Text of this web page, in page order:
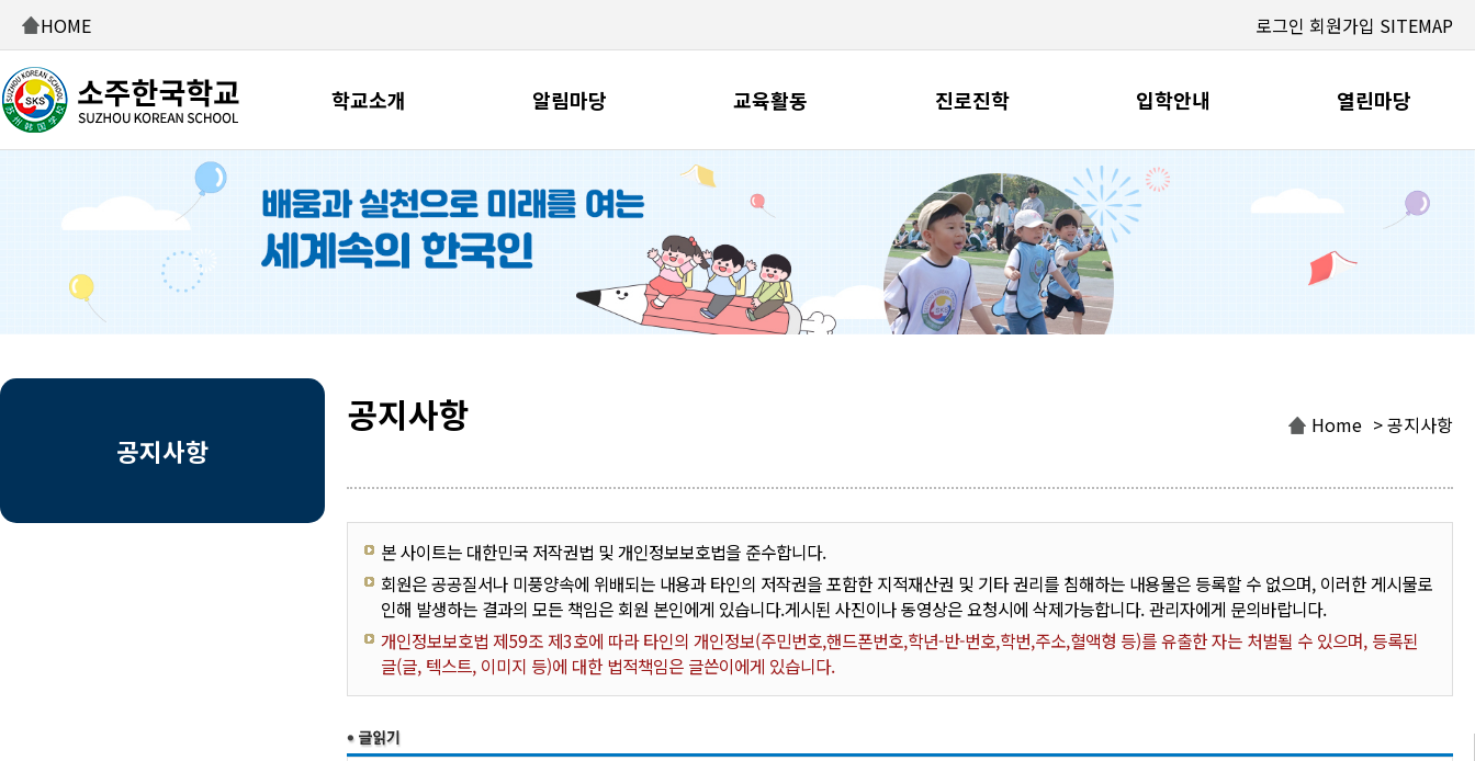
HOME 로그인 회원가입 SITEMAP
학교소개 알림마당 교육활동 진로진학 입학안내 열린마당
공지사항
공지사항 Home > 공지사항
본 사이트는 대한민국 저작권법 및 개인정보보호법을 준수합니다.
회원은 공공질서나 미풍양속에 위배되는 내용과 타인의 저작권을 포함한 지적재산권 및 기타 권리를 침해하는 내용물은 등록할 수 없으며, 이러한 게시물로
인해 발생하는 결과의 모든 책임은 회원 본인에게 있습니다.게시된 사진이나 동영상은 요청시에 삭제가능합니다. 관리자에게 문의바랍니다.
개인정보보호법 제59조 제3호에 따라 타인의 개인정보(주민번호,핸드폰번호,학년-반-번호,학번,주소,혈액형 등)를 유출한 자는 처벌될 수 있으며, 등록된
글(글, 텍스트, 이미지 등)에 대한 법적책임은 글쓴이에게 있습니다.